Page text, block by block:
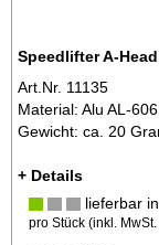
Speedlifter A-
Art.Nr. 11135
Material: Alu AL-
Gewicht: ca. 20
+ Details
lieferbar
pro Stück (inkl.